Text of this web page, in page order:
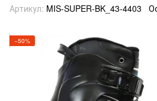
Артикул: MIS-SUPER-BK_43-4403
−50%